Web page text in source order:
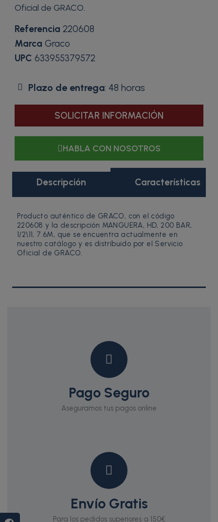
Oficial de GRACO.
Referencia 220608
Marca Graco
UPC 633955379572
Plazo de entrega: 48 horas
SOLICITAR INFORMACIÓN
HABLA CON NOSOTROS
Descripción Características
Producto auténtico de GRACO, con el código
220608 y la descripción MANGUERA, HD, 200 BAR,
1/2\11, 7.6M, que se encuentra actualmente en
nuestro catálogo y es distribuido por el Servicio
Oficial de GRACO.
Pago Seguro
Aseguramos tus pagos online
Envío Gratis
Para los pedidos superiores a 150€